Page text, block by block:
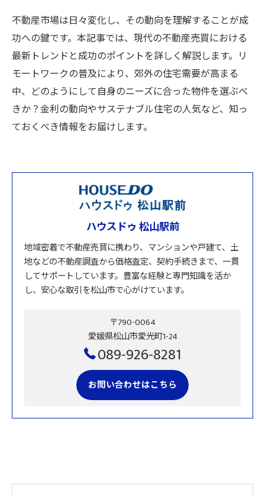
不動産市場は日々変化し、その動向を理解することが成
功への鍵です。本記事では、現代の不動産売買における
最新トレンドと成功のポイントを詳しく解説します。リ
モートワークの普及により、郊外の住宅需要が高まる
中、どのようにして自身のニーズに合った物件を選ぶべ
きか？金利の動向やサステナブル住宅の人気など、知っ
ておくべき情報をお届けします。
ハウスドゥ 松山駅前
地域密着で不動産売買に携わり、マンションや戸建て、土
地などの不動産調査から価格査定、契約手続きまで、一貫
してサポートしています。豊富な経験と専門知識を活か
し、安心な取引を松山市で心がけています。
〒790-0064
愛媛県松山市愛光町1-24
089-926-8281
お問い合わせはこちら